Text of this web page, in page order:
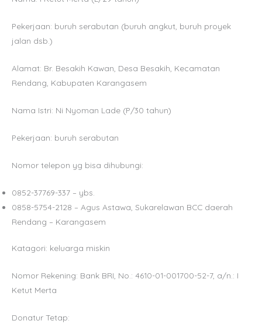
Pekerjaan: buruh serabutan (buruh angkut, buruh proyek
jalan dsb.)
Alamat: Br. Besakih Kawan, Desa Besakih, Kecamatan
Rendang, Kabupaten Karangasem
Nama Istri: Ni Nyoman Lade (P/30 tahun)
Pekerjaan: buruh serabutan
Nomor telepon yg bisa dihubungi:
0852-37769-337 – ybs.
0858-5754-2128 – Agus Astawa, Sukarelawan BCC daerah
Rendang – Karangasem
Katagori: keluarga miskin
Nomor Rekening: Bank BRI, No.: 4610-01-001700-52-7, a/n.: I
Ketut Merta
Donatur Tetap: